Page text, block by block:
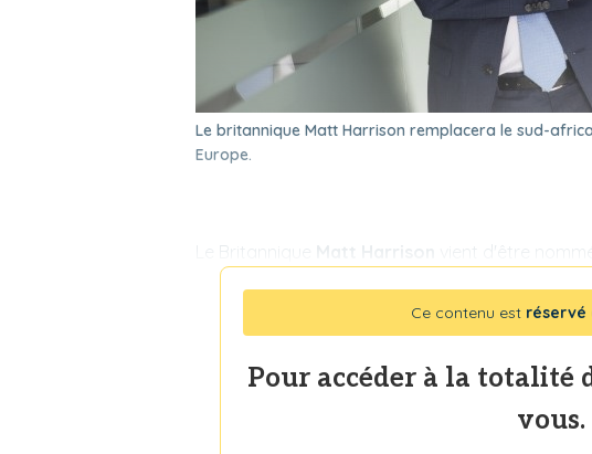
Le britannique Matt Harrison remplacera le sud-
Europe.
Le Britannique Matt Harrison vient d'être
Ce contenu est réservé
Pour accéder à la totalité
vous.